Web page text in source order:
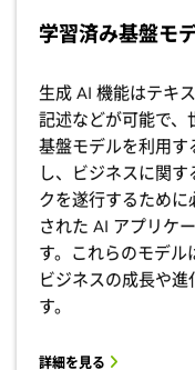
学習済み基盤モ
生成 AI 機能はテキ
記述などが可能で、
基盤モデルを利用す
し、ビジネスに関
クを遂行するため
された AI アプリケ
す。これらのモデル
ビジネスの成長や
す。
詳細を見る